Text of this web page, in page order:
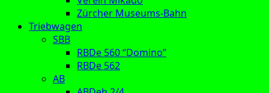
Zürcher Museums-Bahn
Triebwagen
SBB
RBDe 560 “Domino”
RBDe 562
AB